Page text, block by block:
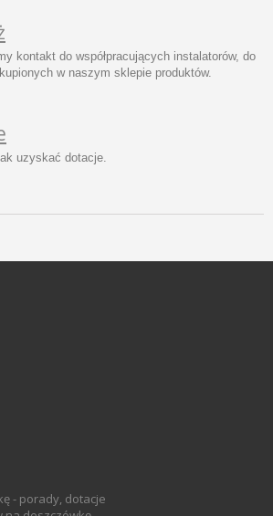
kontakt do współpracujących instalatorów, do
w naszym sklepie produktów.
uzyskać dotacje.
- porady, dotacje